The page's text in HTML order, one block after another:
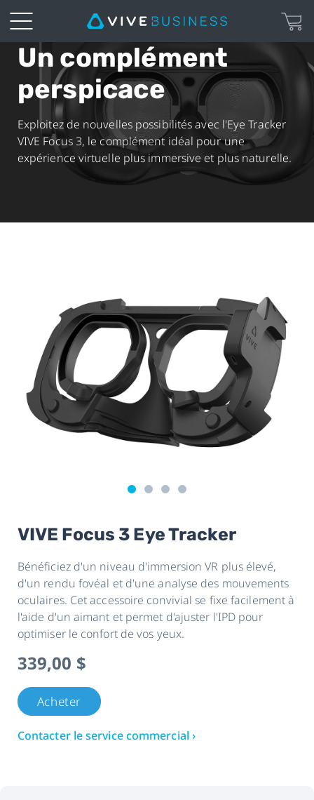
VIVE
Focus
Eye
Un complément
perspicace
Exploitez de nouvelles possibilités avec l'Eye Tracker
VIVE Focus 3, le complément idéal pour une
expérience virtuelle plus immersive et plus naturelle.
VIVE Focus 3 Eye Tracker
Bénéficiez d'un niveau d'immersion VR plus élevé,
d'un rendu fovéal et d'une analyse des mouvements
oculaires. Cet accessoire convivial se fixe facilement à
l'aide d'un aimant et permet d'ajuster l'IPD pour
optimiser le confort de vos yeux.
339,00 $
Acheter
Contacter le service commercial ›